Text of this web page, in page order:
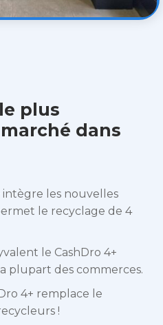
plus
dans
intègre les nouvelles
le recyclage de 4
le CashDro 4+
plupart des commerces.
4+ remplace le
!